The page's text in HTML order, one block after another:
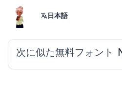
日本語
次に似た無料フォント